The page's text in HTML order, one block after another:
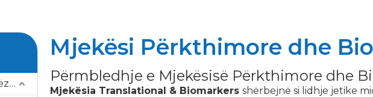
Modelet e Primatit Jo-Njerëzor (NHP).
Mjekësi Përkthimore dhe
Përmbledhje e Mjekësisë Përkthimore dhe
Mjekësia Translational & Biomarkers shërbejnë si lidhje jetike